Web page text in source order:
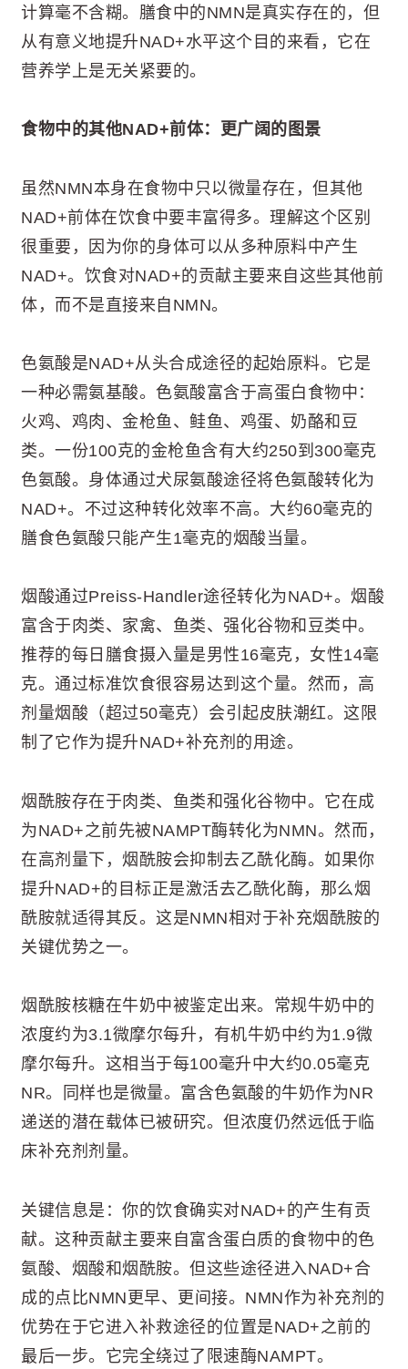
计算毫不含糊。膳食中的NMN是真实存在的，但
从有意义地提升NAD+水平这个目的来看，它在
营养学上是无关紧要的。
食物中的其他NAD+前体：更广阔的图景
虽然NMN本身在食物中只以微量存在，但其他
NAD+前体在饮食中要丰富得多。理解这个区别
很重要，因为你的身体可以从多种原料中产生
NAD+。饮食对NAD+的贡献主要来自这些其他前
体，而不是直接来自NMN。
色氨酸是NAD+从头合成途径的起始原料。它是
一种必需氨基酸。色氨酸富含于高蛋白食物中：
火鸡、鸡肉、金枪鱼、鲑鱼、鸡蛋、奶酪和豆
类。一份100克的金枪鱼含有大约250到300毫克
色氨酸。身体通过犬尿氨酸途径将色氨酸转化为
NAD+。不过这种转化效率不高。大约60毫克的
膳食色氨酸只能产生1毫克的烟酸当量。
烟酸通过Preiss-Handler途径转化为NAD+。烟酸
富含于肉类、家禽、鱼类、强化谷物和豆类中。
推荐的每日膳食摄入量是男性16毫克，女性14毫
克。通过标准饮食很容易达到这个量。然而，高
剂量烟酸（超过50毫克）会引起皮肤潮红。这限
制了它作为提升NAD+补充剂的用途。
烟酰胺存在于肉类、鱼类和强化谷物中。它在成
为NAD+之前先被NAMPT酶转化为NMN。然而，
在高剂量下，烟酰胺会抑制去乙酰化酶。如果你
提升NAD+的目标正是激活去乙酰化酶，那么烟
酰胺就适得其反。这是NMN相对于补充烟酰胺的
关键优势之一。
烟酰胺核糖在牛奶中被鉴定出来。常规牛奶中的
浓度约为3.1微摩尔每升，有机牛奶中约为1.9微
摩尔每升。这相当于每100毫升中大约0.05毫克
NR。同样也是微量。富含色氨酸的牛奶作为NR
递送的潜在载体已被研究。但浓度仍然远低于临
床补充剂剂量。
关键信息是：你的饮食确实对NAD+的产生有贡
献。这种贡献主要来自富含蛋白质的食物中的色
氨酸、烟酸和烟酰胺。但这些途径进入NAD+合
成的点比NMN更早、更间接。NMN作为补充剂的
优势在于它进入补救途径的位置是NAD+之前的
最后一步。它完全绕过了限速酶NAMPT。